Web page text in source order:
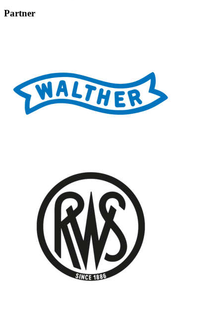
Partner